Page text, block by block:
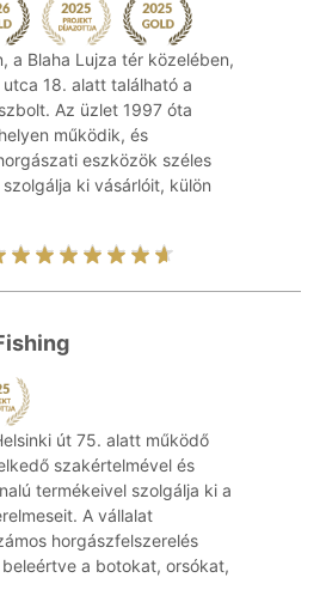
a Blaha Lujza tér közelében,
18. alatt található a
Az üzlet 1997 óta
működik, és
eszközök széles
ki vásárlóit, külön
út 75. alatt működő
szakértelmével és
termékeivel szolgálja ki a
A vállalat
horgászfelszerelés
a botokat, orsókat,